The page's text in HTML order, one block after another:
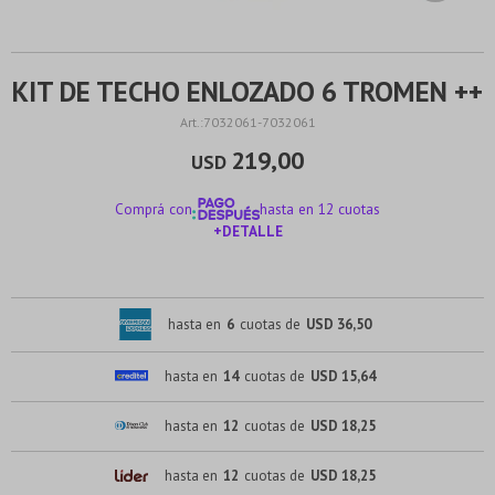
KIT DE TECHO ENLOZADO 6 TROMEN ++
7032061-7032061
USD 219,00
Comprá con
hasta en 12 cuotas
+DETALLE
hasta en 6 cuotas de USD 36,50
hasta en 14 cuotas de USD 15,64
hasta en 12 cuotas de USD 18,25
hasta en 12 cuotas de USD 18,25